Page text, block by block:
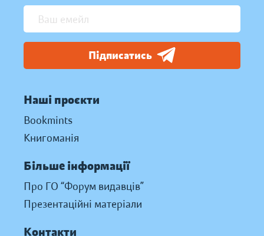
Підписатись
Наші проєкти
Bookmints
Книгоманія
Більше інформації
Про ГО “Форум видавців”
Презентаційні матеріали
Контакти